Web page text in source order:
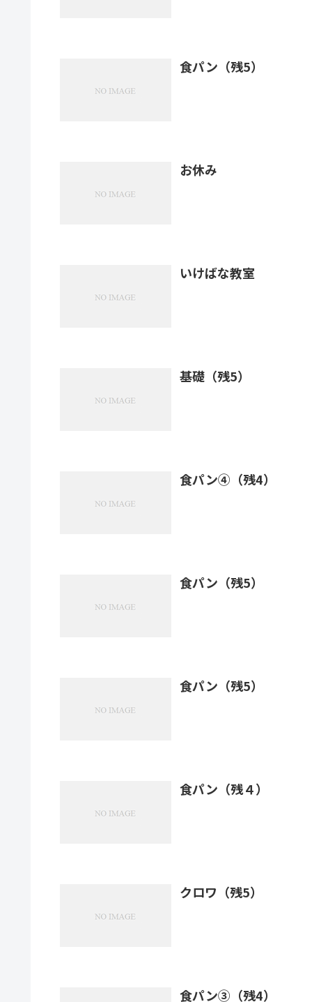
食パン（残5）
お休み
いけばな教室
基礎（残5）
食パン④（残4）
食パン（残5）
食パン（残5）
食パン（残４）
クロワ（残5）
食パン③（残4）